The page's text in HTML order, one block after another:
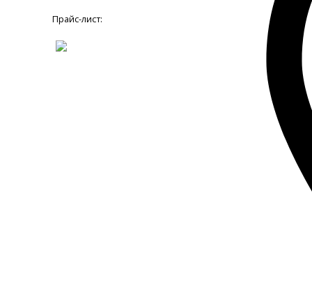
Прайс-лист: